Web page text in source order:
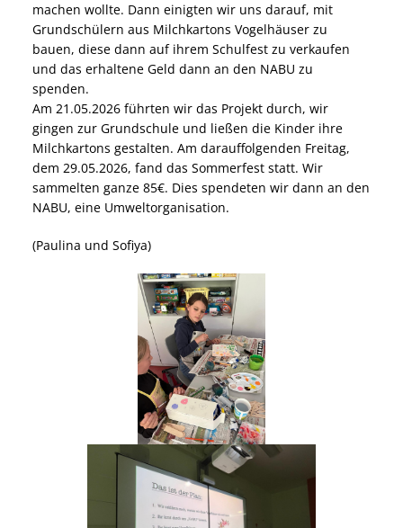
machen wollte. Dann einigten wir uns darauf, mit
Grundschülern aus Milchkartons Vogelhäuser zu
bauen, diese dann auf ihrem Schulfest zu verkaufen
und das erhaltene Geld dann an den NABU zu
spenden.
Am 21.05.2026 führten wir das Projekt durch, wir
gingen zur Grundschule und ließen die Kinder ihre
Milchkartons gestalten. Am darauffolgenden Freitag,
dem 29.05.2026, fand das Sommerfest statt. Wir
sammelten ganze 85€. Dies spendeten wir dann an den
NABU, eine Umweltorganisation.
(Paulina und Sofiya)